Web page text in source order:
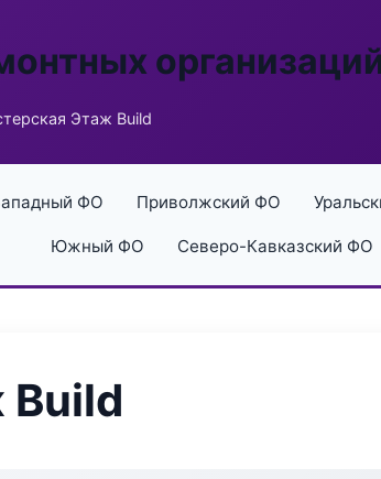
Этаж Build
ФО Приволжский ФО
Южный ФО Северо-Кавказский ФО
Build